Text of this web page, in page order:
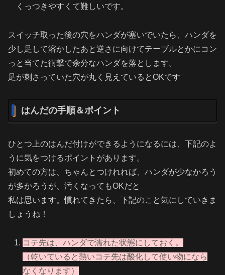
くっつきやすくて難しいです。
スイッチ取った後の穴をハンダが塞いでいたら、ハンダを
少し足して溶かしたあと逆さに向けてテーブルとかにコン
っと当てた衝撃で余分なハンダを落とします。
足が刺さっていた穴が丸く見えているとOKです
はんだの手順＆ポイント
ひとつ上のはんだ付けができるようになるには、下記のよ
うに気をつけるポイントがあります。
初めての方は、ちゃんとつけれれば、ハンダが少なかろう
が多かろうが、汚くなってもOKだと
私は思います。慣れてきたら、下記のこと気にしていきま
しょうね！
コテ先は、ハンダで濡れた状態にしておく。
（乾いていると熱いコテ先は酸化して使い物になら
なくなります）